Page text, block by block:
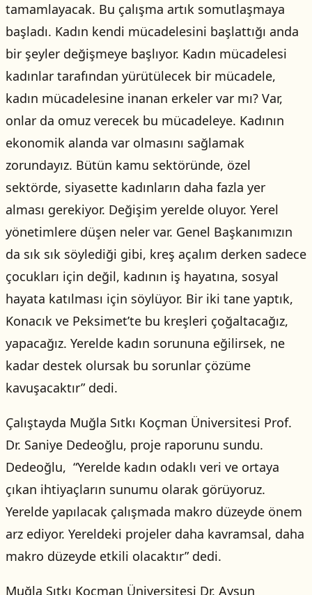
tamamlayacak. Bu çalışma artık somutlaşmaya
başladı. Kadın kendi mücadelesini başlattığı anda
bir şeyler değişmeye başlıyor. Kadın mücadelesi
kadınlar tarafından yürütülecek bir mücadele,
kadın mücadelesine inanan erkeler var mı? Var,
onlar da omuz verecek bu mücadeleye. Kadının
ekonomik alanda var olmasını sağlamak
zorundayız. Bütün kamu sektöründe, özel
sektörde, siyasette kadınların daha fazla yer
alması gerekiyor. Değişim yerelde oluyor. Yerel
yönetimlere düşen neler var. Genel Başkanımızın
da sık sık söylediği gibi, kreş açalım derken sadece
çocukları için değil, kadının iş hayatına, sosyal
hayata katılması için söylüyor. Bir iki tane yaptık,
Konacık ve Peksimet’te bu kreşleri çoğaltacağız,
yapacağız. Yerelde kadın sorununa eğilirsek, ne
kadar destek olursak bu sorunlar çözüme
kavuşacaktır” dedi.
Çalıştayda Muğla Sıtkı Koçman Üniversitesi Prof.
Dr. Saniye Dedeoğlu, proje raporunu sundu.
Dedeoğlu, “Yerelde kadın odaklı veri ve ortaya
çıkan ihtiyaçların sunumu olarak görüyoruz.
Yerelde yapılacak çalışmada makro düzeyde önem
arz ediyor. Yereldeki projeler daha kavramsal, daha
makro düzeyde etkili olacaktır” dedi.
Muğla Sıtkı Koçman Üniversitesi Dr. Aysun